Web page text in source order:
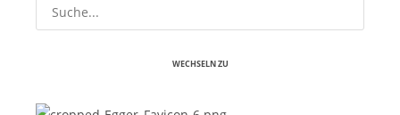
WECHSELN ZU